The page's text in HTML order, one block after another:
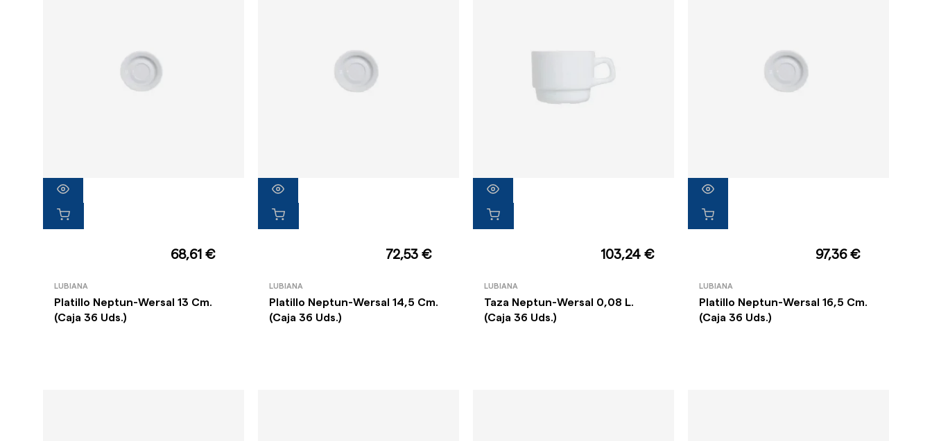
68,61 €
LUBIANA
Platillo Neptun-Wersal 13 Cm.
(Caja 36 Uds.)
72,53 €
LUBIANA
Platillo Neptun-Wersal 14,5 Cm.
(Caja 36 Uds.)
103,24 €
LUBIANA
Taza Neptun-Wersal 0,08 L.
(Caja 36 Uds.)
97,36 €
LUBIANA
Platillo Neptun-Wersal 16,5 Cm.
(Caja 36 Uds.)